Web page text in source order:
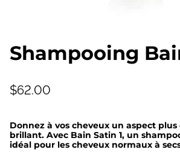
Shampooing
$62.00
Donnez à vos cheveux un aspect
brillant. Avec Bain Satin 1, un
idéal pour les cheveux normaux à